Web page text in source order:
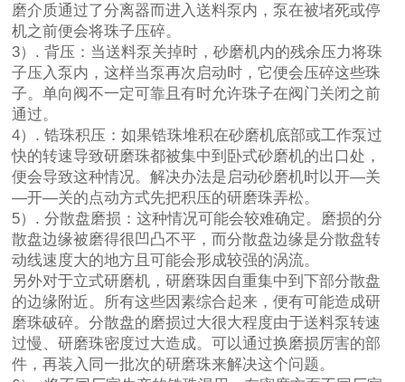
磨介质通过了分离器而进入送料泵内，泵在被堵死或停
机之前便会将珠子压碎。
3）. 背压：当送料泵关掉时，砂磨机内的残余压力将珠
子压入泵内，这样当泵再次启动时，它便会压碎这些珠
子。单向阀不一定可靠且有时允许珠子在阀门关闭之前
通过。
4）. 锆珠积压：如果锆珠堆积在砂磨机底部或工作泵过
快的转速导致研磨珠都被集中到卧式砂磨机的出口处，
便会导致这种情况。解决办法是启动砂磨机时以开—关
—开—关的点动方式先把积压的研磨珠弄松。
5）. 分散盘磨损：这种情况可能会较难确定。磨损的分
散盘边缘被磨得很凹凸不平，而分散盘边缘是分散盘转
动线速度大的地方且可能会形成较强的涡流。
另外对于立式研磨机，研磨珠因自重集中到下部分散盘
的边缘附近。所有这些因素综合起来，便有可能造成研
磨珠破碎。分散盘的磨损过大很大程度由于送料泵转速
过慢、研磨珠密度过大造成。可以通过换磨损厉害的部
件，再装入同一批次的研磨珠来解决这个问题。